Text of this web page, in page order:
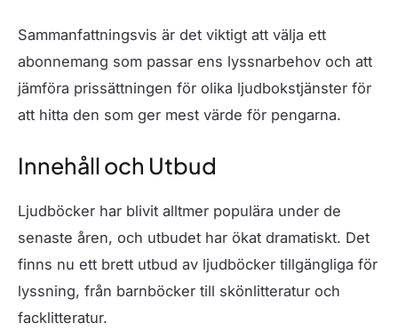
Sammanfattningsvis är det viktigt att välja ett
abonnemang som passar ens lyssnarbehov och att
jämföra prissättningen för olika ljudbokstjänster för
att hitta den som ger mest värde för pengarna.
Innehåll och Utbud
Ljudböcker har blivit alltmer populära under de
senaste åren, och utbudet har ökat dramatiskt. Det
finns nu ett brett utbud av ljudböcker tillgängliga för
lyssning, från barnböcker till skönlitteratur och
facklitteratur.